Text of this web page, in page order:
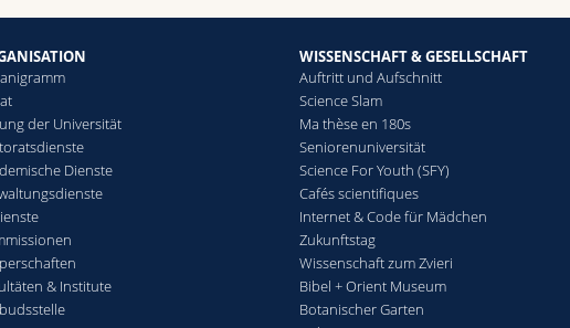
der Universität
Dienste
& Institute
WISSENSCHAFT & GESELLSCHAFT
Auftritt und Aufschnitt
Science Slam
Ma thèse en 180s
Seniorenuniversität
Science For Youth (SFY)
Cafés scientifiques
Internet & Code für Mädchen
Zukunftstag
Wissenschaft zum Zvieri
Bibel + Orient Museum
Botanischer Garten